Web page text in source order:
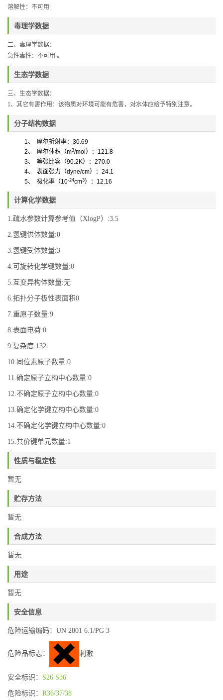
溶解性： 不可用
毒理学数据
二、毒理学数据：
急性毒性： 不可用 。
生态学数据
三、 生态学数据：
1、 其它有害作用：该物质对环境可能有危害，对水体应给予特别注意。
分子结构数据
1、 摩尔折射率： 30.69
2、 摩尔体积 （m3/mol ） ： 121.8
3、 等张比容（90.2K）： 270.0
4、 表面张力 （dyne/cm） ： 24.1
5、 极化率 （10-24cm3） ： 12.16
计算化学数据
1.疏水参数计算参考值（XlogP）:3.5
2.氢键供体数量:0
3.氢键受体数量:3
4.可旋转化学键数量:0
5.互变异构体数量:无
6.拓扑分子极性表面积0
7.重原子数量:9
8.表面电荷:0
9.复杂度:132
10.同位素原子数量:0
11.确定原子立构中心数量:0
12.不确定原子立构中心数量:0
13.确定化学键立构中心数量:0
14.不确定化学键立构中心数量:0
15.共价键单元数量:1
性质与稳定性
暂无
贮存方法
暂无
合成方法
暂无
用途
暂无
安全信息
危险运输编码：UN 2801 6.1/PG 3
危险品标志： 刺激
安全标识： S26 S36
危险标识： R36/37/38